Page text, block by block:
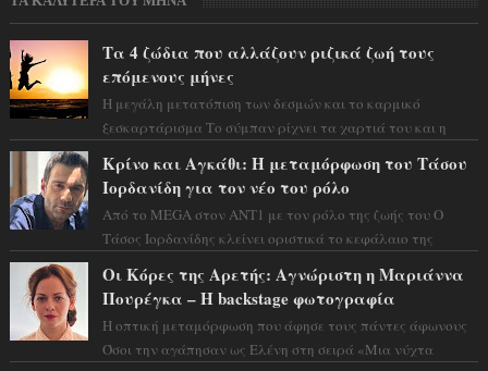
Τα 4 ζώδια που αλλάζουν ριζικά ζωή τους
επόμενους μήνες
Η μεγάλη μετατόπιση των δεσμών και το καρμικό
ξεσκαρτάρισμα Το σύμπαν ρίχνει τα χαρτιά του και η
Κρίνο και Αγκάθι: Η μεταμόρφωση του Τάσου
Ιορδανίδη για τον νέο του ρόλο
Από το MEGA στον ΑΝΤ1 με τον ρόλο της ζωής του Ο
Τάσος Ιορδανίδης κλείνει οριστικά το κεφάλαιο της
Οι Κόρες της Αρετής: Αγνώριστη η Μαριάννα
Πουρέγκα – H backstage φωτογραφία
Η οπτική μεταμόρφωση που άφησε τους πάντες άφωνους
Όσοι την αγάπησαν ως Ελένη στη σειρά «Μια νύχτα